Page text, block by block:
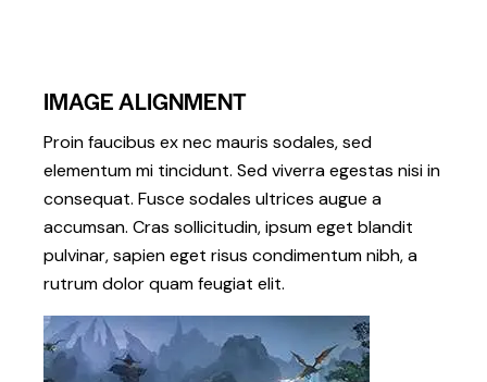
IMAGE ALIGNMENT
Proin faucibus ex nec mauris sodales, sed
elementum mi tincidunt. Sed viverra egestas nisi in
consequat. Fusce sodales ultrices augue a
accumsan. Cras sollicitudin, ipsum eget blandit
pulvinar, sapien eget risus condimentum nibh, a
rutrum dolor quam feugiat elit.